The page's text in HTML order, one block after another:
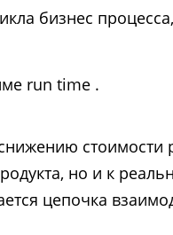
бизнес
run time .
стоимости
но и к
цепочка